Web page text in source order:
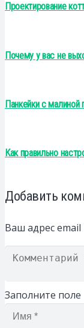
Проектирование
Почему у вас не
Панкейки с
Как правильно
Добавить
Ваш адрес email
Заполните поле